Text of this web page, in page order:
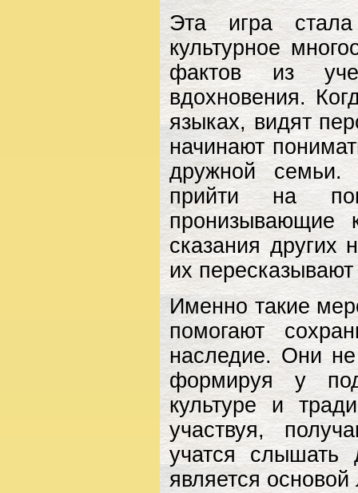
Эта игра
культурное
фактов из
вдохновения.
языках, видят
начинают
дружной семьи.
прийти на
пронизывающие
сказания других
их
Именно такие
помогают
наследие. Они не
формируя у
культуре и
участвуя,
учатся слышать
является